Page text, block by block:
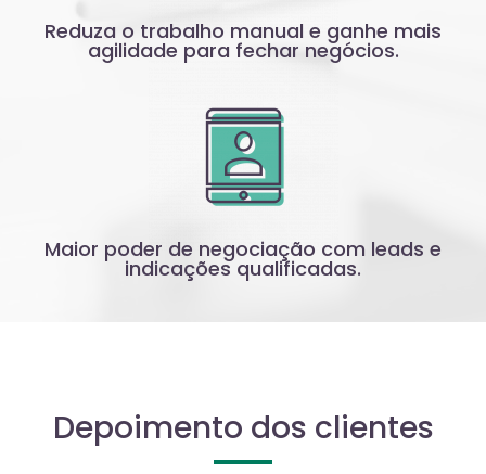
Reduza o trabalho manual e ganhe mais
agilidade para fechar negócios.
Maior poder de negociação com leads e
indicações qualificadas.
Depoimento dos clientes